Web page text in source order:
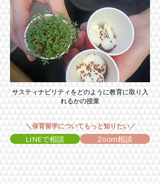
サスティナビリティをどのように教育に取り入
れるかの授業
＼保育留学についてもっと知りたい／
LINEで相談 Zoom相談